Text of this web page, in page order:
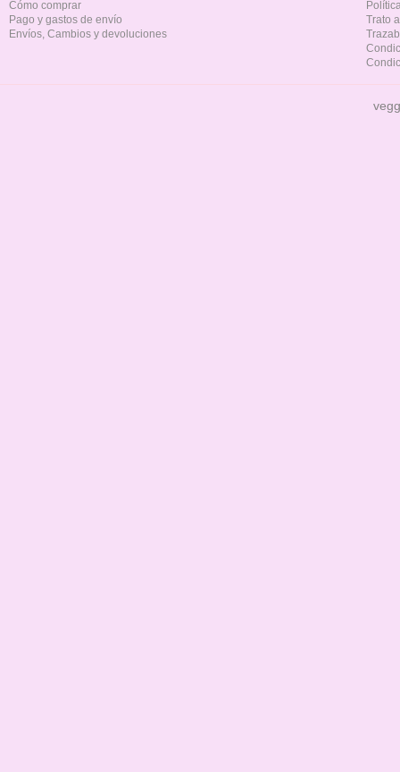
Cómo comprar
Pago y gastos de envío
Envíos, Cambios y devoluciones
Trato